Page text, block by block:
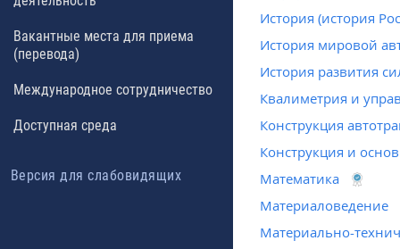
История (история
История мировой
История развития
Квалиметрия и
Конструкция
Конструкция и
Математика
Материаловедение
Материально-
Вакантные места для приема
(перевода)
Международное сотрудничество
Доступная среда
Версия для слабовидящих